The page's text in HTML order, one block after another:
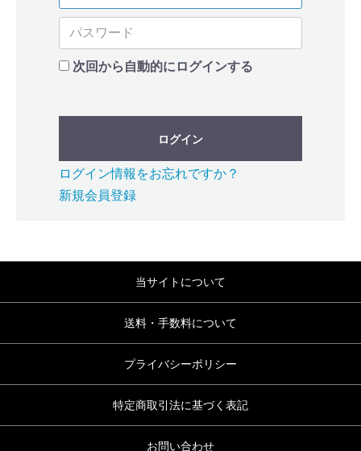
次回から自動的にログインする
ログイン
ログイン情報をお忘れですか？
新規会員登録
当サイトについて
送料・手数料について
プライバシーポリシー
特定商取引法に基づく表記
お問い合わせ